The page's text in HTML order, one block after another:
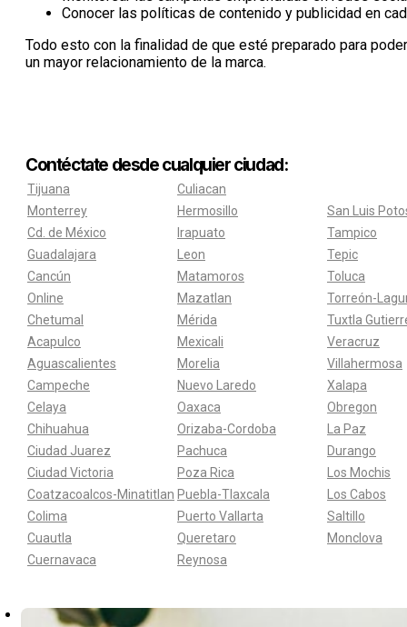
Conocer las políticas de contenido y publicidad en
Todo esto con la finalidad de que esté preparado para
un mayor relacionamiento de la marca.
Contéctate desde cualquier ciudad:
Tijuana
Monterrey
Cd. de México
Guadalajara
Cancún
Online
Chetumal
Acapulco
Aguascalientes
Campeche
Celaya
Chihuahua
Ciudad Juarez
Ciudad Victoria
Coatzacoalcos-Minatitlan
Colima
Cuautla
Cuernavaca
Culiacan
Hermosillo
Irapuato
Leon
Matamoros
Mazatlan
Mérida
Mexicali
Morelia
Nuevo Laredo
Oaxaca
Orizaba-Cordoba
Pachuca
Poza Rica
Puebla-Tlaxcala
Puerto Vallarta
Queretaro
Reynosa
San Luis
Tampico
Tepic
Toluca
Torreón-
Tuxtla
Veracruz
Villahermosa
Xalapa
Obregon
La Paz
Durango
Los Mochis
Los Cabos
Saltillo
Monclova